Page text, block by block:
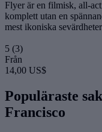
Flyer är en filmisk, all-
komplett utan en
mest ikoniska
5 (3)
Från
14,00 US$
Populäraste
Francisco